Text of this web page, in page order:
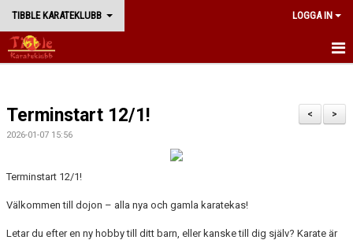
TIBBLE KARATEKLUBB LOGGA IN
BÖRJA TRÄNA
TRÄNING
>
<
Terminstart 12/1!
2026-01-07 15:56
Terminstart 12/1!
Välkommen till dojon – alla nya och gamla karatekas!
Letar du efter en ny hobby till ditt barn, eller kanske till dig själv? Karate är